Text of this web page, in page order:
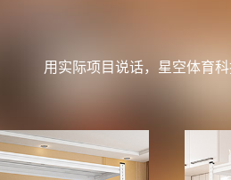
用实际项目说话，星空体育